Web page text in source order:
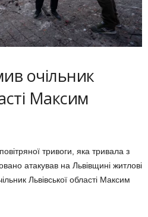
очільник
Максим
тривоги, яка тривала з
атакував на Львівщині житлові
Львівської області Максим